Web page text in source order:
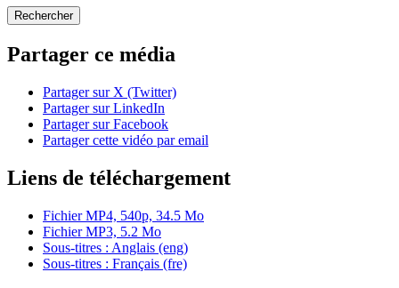
Rechercher
Partager ce média
Partager sur X (Twitter)
Partager sur LinkedIn
Partager sur Facebook
Partager cette vidéo par email
Liens de téléchargement
Fichier MP4, 540p, 34.5 Mo
Fichier MP3, 5.2 Mo
Sous-titres : Anglais (eng)
Sous-titres : Français (fre)